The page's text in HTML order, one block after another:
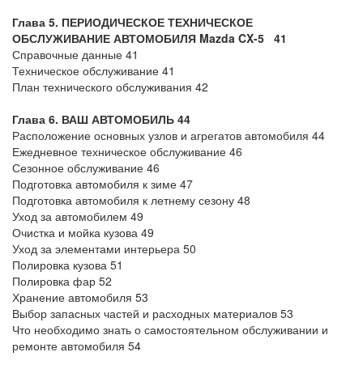
Глава 5. ПЕРИОДИЧЕСКОЕ ТЕХНИЧЕСКОЕ
ОБСЛУЖИВАНИЕ АВТОМОБИЛЯ Mazda CX-5 41
Справочные данные 41
Техническое обслуживание 41
План технического обслуживания 42
Глава 6. ВАШ АВТОМОБИЛЬ 44
Расположение основных узлов и агрегатов автомобиля 44
Ежедневное техническое обслуживание 46
Сезонное обслуживание 46
Подготовка автомобиля к зиме 47
Подготовка автомобиля к летнему сезону 48
Уход за автомобилем 49
Очистка и мойка кузова 49
Уход за элементами интерьера 50
Полировка кузова 51
Полировка фар 52
Хранение автомобиля 53
Выбор запасных частей и расходных материалов 53
Что необходимо знать о самостоятельном обслуживании и
ремонте автомобиля 54